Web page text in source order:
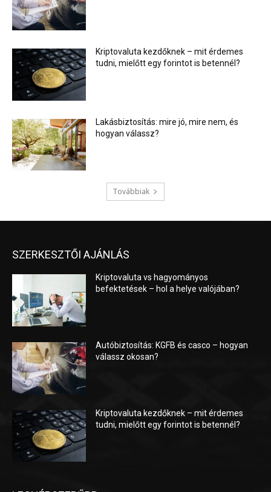
Kriptovaluta kezdőknek – mit érdemes
tudni, mielőtt egy forintot is betennél?
Lakásbiztosítás: mire jó, mire nem, és
hogyan válassz?
Továbbiak
SZERKESZTŐI AJÁNLÁS
Kriptovaluta vs hagyományos
befektetések – hol a helye valójában?
Autóbiztosítás: KGFB és casco – hogyan
válassz okosan?
Kriptovaluta kezdőknek – mit érdemes
tudni, mielőtt egy forintot is betennél?